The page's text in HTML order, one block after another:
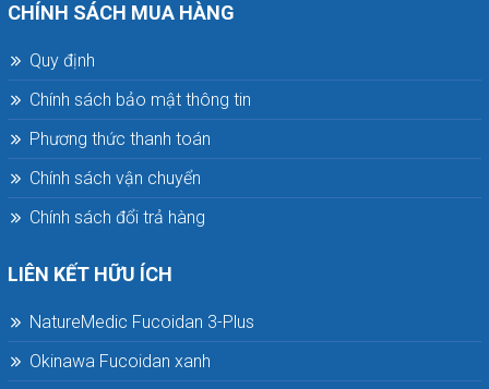
CHÍNH SÁCH MUA HÀNG
Quy định
Chính sách bảo mật thông tin
Phương thức thanh toán
Chính sách vận chuyển
Chính sách đổi trả hàng
LIÊN KẾT HỮU ÍCH
NatureMedic Fucoidan 3-Plus
Okinawa Fucoidan xanh